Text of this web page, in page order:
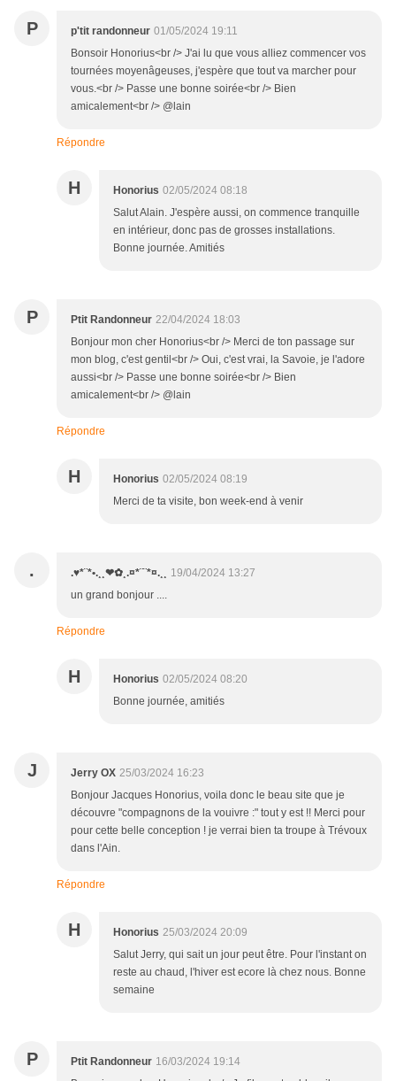
P p'tit randonneur 01/05/2024 19:11
Bonsoir Honorius<br /> J'ai lu que vous alliez commencer vos
tournées moyenâgeuses, j'espère que tout va marcher pour
vous.<br /> Passe une bonne soirée<br /> Bien
amicalement<br /> @lain
Répondre
H Honorius 02/05/2024 08:18
Salut Alain. J'espère aussi, on commence tranquille
en intérieur, donc pas de grosses installations.
Bonne journée. Amitiés
P Ptit Randonneur 22/04/2024 18:03
Bonjour mon cher Honorius<br /> Merci de ton passage sur
mon blog, c'est gentil<br /> Oui, c'est vrai, la Savoie, je l'adore
aussi<br /> Passe une bonne soirée<br /> Bien
amicalement<br /> @lain
Répondre
H Honorius 02/05/2024 08:19
Merci de ta visite, bon week-end à venir
. .♥*¨*•.¸¸❤✿¸.¤*¨¨*¤.¸¸
19/04/2024 13:27
un grand bonjour ....
Répondre
H Honorius 02/05/2024 08:20
Bonne journée, amitiés
J Jerry OX 25/03/2024 16:23
Bonjour Jacques Honorius, voila donc le beau site que je
découvre "compagnons de la vouivre :" tout y est !! Merci pour
pour cette belle conception ! je verrai bien ta troupe à Trévoux
dans l'Ain.
Répondre
H Honorius 25/03/2024 20:09
Salut Jerry, qui sait un jour peut être. Pour l'instant on
reste au chaud, l'hiver est ecore là chez nous. Bonne
semaine
P Ptit Randonneur 16/03/2024 19:14